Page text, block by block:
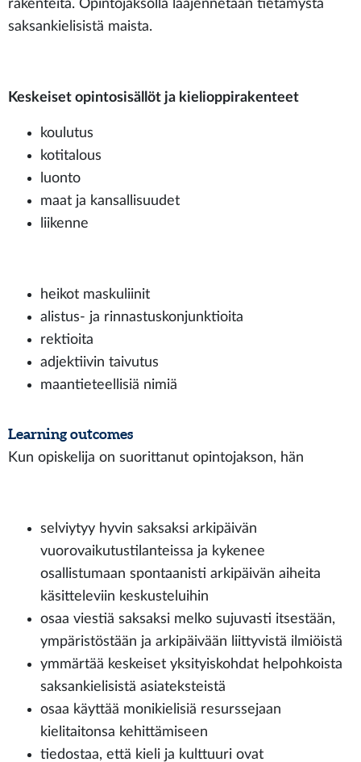
rakenteita. Opintojaksolla laajennetaan tietämystä
saksankielisistä maista.
Keskeiset opintosisällöt ja kielioppirakenteet
koulutus
kotitalous
luonto
maat ja kansallisuudet
liikenne
heikot maskuliinit
alistus- ja rinnastuskonjunktioita
rektioita
adjektiivin taivutus
maantieteellisiä nimiä
Learning outcomes
Kun opiskelija on suorittanut opintojakson, hän
selviytyy hyvin saksaksi arkipäivän
vuorovaikutustilanteissa ja kykenee
osallistumaan spontaanisti arkipäivän aiheita
käsitteleviin keskusteluihin
osaa viestiä saksaksi melko sujuvasti itsestään,
ympäristöstään ja arkipäivään liittyvistä ilmiöistä
ymmärtää keskeiset yksityiskohdat helpohkoista
saksankielisistä asiateksteistä
osaa käyttää monikielisiä resurssejaan
kielitaitonsa kehittämiseen
tiedostaa, että kieli ja kulttuuri ovat